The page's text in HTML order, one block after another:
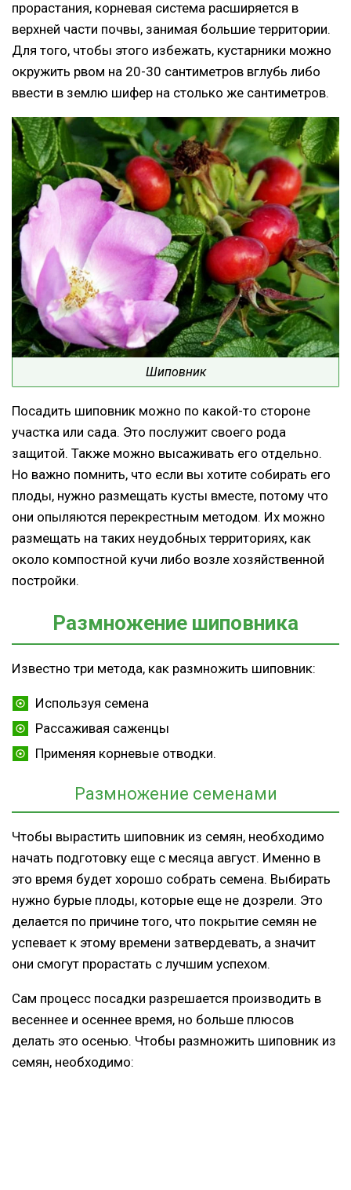
прорастания, корневая система расширяется в
верхней части почвы, занимая большие территории.
Для того, чтобы этого избежать, кустарники можно
окружить рвом на 20-30 сантиметров вглубь либо
ввести в землю шифер на столько же сантиметров.
Шиповник
Посадить шиповник можно по какой-то стороне
участка или сада. Это послужит своего рода
защитой. Также можно высаживать его отдельно.
Но важно помнить, что если вы хотите собирать его
плоды, нужно размещать кусты вместе, потому что
они опыляются перекрестным методом. Их можно
размещать на таких неудобных территориях, как
около компостной кучи либо возле хозяйственной
постройки.
Размножение шиповника
Известно три метода, как размножить шиповник:
Используя семена
Рассаживая саженцы
Применяя корневые отводки.
Размножение семенами
Чтобы вырастить шиповник из семян, необходимо
начать подготовку еще с месяца август. Именно в
это время будет хорошо собрать семена. Выбирать
нужно бурые плоды, которые еще не дозрели. Это
делается по причине того, что покрытие семян не
успевает к этому времени затвердевать, а значит
они смогут прорастать с лучшим успехом.
Сам процесс посадки разрешается производить в
весеннее и осеннее время, но больше плюсов
делать это осенью. Чтобы размножить шиповник из
семян, необходимо: